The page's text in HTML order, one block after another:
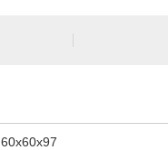
60x60x97